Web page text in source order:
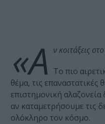
«Α ν κοιτάξεις
Το πιο
θέμα, τις επαναστατικές
επιστημονική
αν καταμετρήσουμε τις
ολόκληρο τον κόσμο.